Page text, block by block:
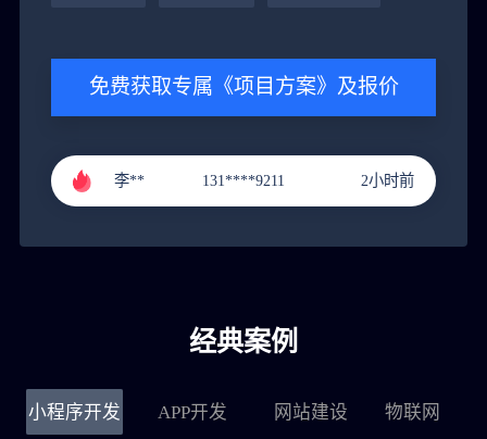
免费获取专属《项目方案》及报价
黄** 151****9288 4小时前
李** 131****9211 2小时前
151****3221
经典案例
小程序开发 APP开发 网站建设 物联网